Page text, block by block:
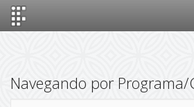
Navegando por Programa/